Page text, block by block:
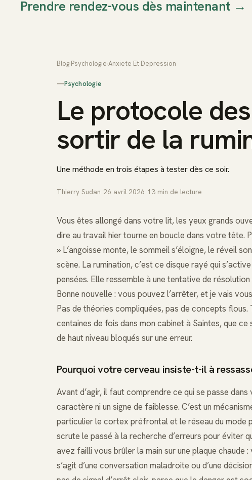
Prendre rendez-vous dès maintenant→
Blog Psychologie Anxiete Et Depression
—Psychologie
Le protocole
sortir de la
Une méthode en trois étapes à tester dès ce soir.
Thierry Sudan 26 avril 2026 13 min de lecture
Vous êtes allongé dans votre lit, les yeux grands
dire au travail hier tourne en boucle dans votre tête.
» L’angoisse monte, le sommeil s’éloigne, le réveil
scène. La rumination, c’est ce disque rayé qui
pensées. Elle ressemble à une tentative de
Bonne nouvelle : vous pouvez l’arrêter, et je vais
Pas de théories compliquées, pas de concepts
centaines de fois dans mon cabinet à Saintes, que
de haut niveau bloqués sur une erreur.
Pourquoi votre cerveau insiste-t-il à
Avant d’agir, il faut comprendre ce qui se passe
caractère ni un signe de faiblesse. C’est un
particulier le cortex préfrontal et le réseau du mode
scrute le passé à la recherche d’erreurs pour éviter
avez failli vous brûler la main sur une plaque chaude
s’agit d’une conversation maladroite ou d’une